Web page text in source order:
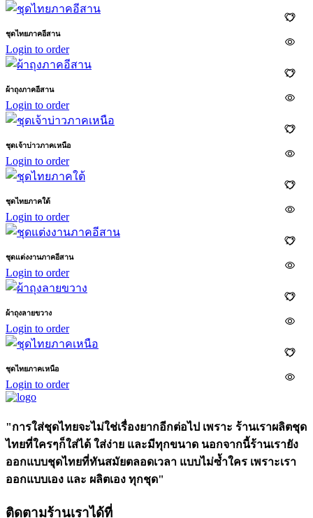
ชุดไทยภาคอีสาน
Login to order
ผ้าถุงภาคอีสาน
Login to order
ชุดเจ้าบ่าวภาคเหนือ
Login to order
ชุดไทยภาคใต้
Login to order
ชุดแต่งงานภาคอีสาน
Login to order
ผ้าถุงลายขวาง
Login to order
ชุดไทยภาคเหนือ
Login to order
"การใส่ชุดไทยจะไม่ใช่เรื่องยากอีกต่อไป เพราะ ร้านเราผลิตชุด
ไทยที่ใครๆก็ใส่ได้ ใส่ง่าย และมีทุกขนาด นอกจากนี้ร้านเรายัง
ออกแบบชุดไทยที่ทันสมัยตลอดเวลา แบบไม่ซ้ำใคร เพราะเรา
ออกแบบเอง และ ผลิตเอง ทุกชุด"
ติดตามร้านเราได้ที่